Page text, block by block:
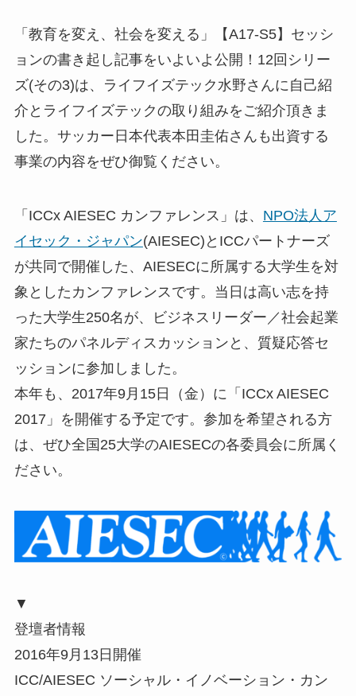
「教育を変え、社会を変える」【A17-S5】セッシ
ョンの書き起し記事をいよいよ公開！12回シリー
ズ(その3)は、ライフイズテック水野さんに自己紹
介とライフイズテックの取り組みをご紹介頂きま
した。サッカー日本代表本田圭佑さんも出資する
事業の内容をぜひ御覧ください。
「ICCx AIESEC カンファレンス」は、 NPO法人ア
イセック・ジャパン(AIESEC)とICCパートナーズ
が共同で開催した、AIESECに所属する大学生を対
象としたカンファレンスです。当日は高い志を持
った大学生250名が、ビジネスリーダー／社会起業
家たちのパネルディスカッションと、質疑応答セ
ッションに参加しました。
本年も、2017年9月15日（金）に「ICCx AIESEC
2017」を開催する予定です。参加を希望される方
は、ぜひ全国25大学のAIESECの各委員会に所属く
ださい。
▼
登壇者情報
2016年9月13日開催
ICC/AIESEC ソーシャル・イノベーション・カン